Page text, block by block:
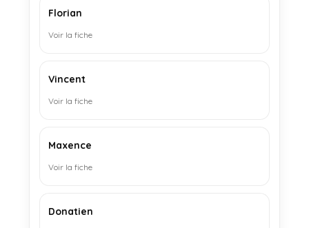
Florian
Voir la fiche
Vincent
Voir la fiche
Maxence
Voir la fiche
Donatien